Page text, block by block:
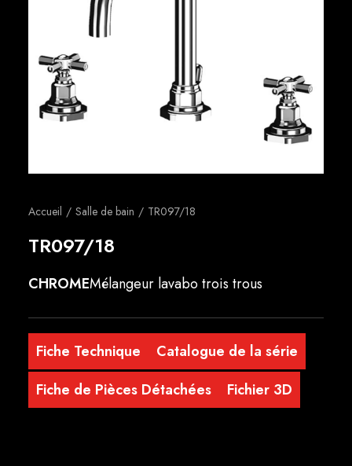
Où acheter
Contacts
Accueil Salle de bain TR097/18
TR097/18
CHROMEMélangeur lavabo trois trous
Fiche Technique
Catalogue de la série
Fiche de Pièces Détachées
Fichier 3D